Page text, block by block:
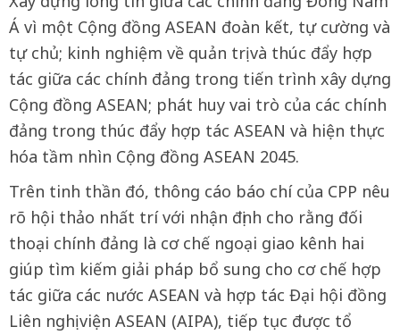
Á vì một Cộng đồng ASEAN đoàn kết, tự cường và
tự chủ; kinh nghiệm về quản trị và thúc đẩy hợp
tác giữa các chính đảng trong tiến trình xây dựng
Cộng đồng ASEAN; phát huy vai trò của các chính
đảng trong thúc đẩy hợp tác ASEAN và hiện thực
hóa tầm nhìn Cộng đồng ASEAN 2045.
Trên tinh thần đó, thông cáo báo chí của CPP nêu
rõ hội thảo nhất trí với nhận định cho rằng đối
thoại chính đảng là cơ chế ngoại giao kênh hai
giúp tìm kiếm giải pháp bổ sung cho cơ chế hợp
tác giữa các nước ASEAN và hợp tác Đại hội đồng
Liên nghị viện ASEAN (AIPA), tiếp tục được tổ